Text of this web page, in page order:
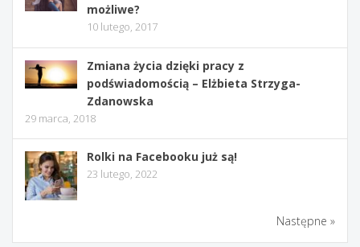
możliwe?
10 lutego, 2017
Zmiana życia dzięki pracy z
podświadomością – Elżbieta Strzyga-
Zdanowska
29 marca, 2018
Rolki na Facebooku już są!
23 lutego, 2022
Następne »